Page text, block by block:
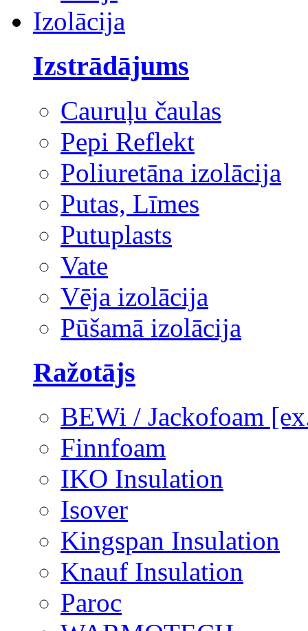
Izolācija
Izstrādājums
Cauruļu čaulas
Pepi Reflekt
Poliuretāna izolācija
Putas, Līmes
Putuplasts
Vate
Vēja izolācija
Pūšamā izolācija
Ražotājs
BEWi / Jackofoam
Finnfoam
IKO Insulation
Isover
Kingspan Insulation
Knauf Insulation
Paroc